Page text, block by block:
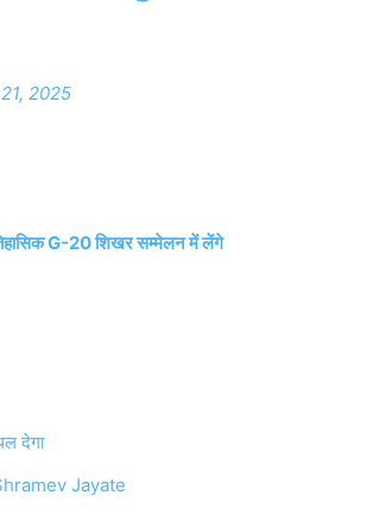
2025
G-20 शिखर सम्मेलन में लेंगे
देगा
Shramev Jayate